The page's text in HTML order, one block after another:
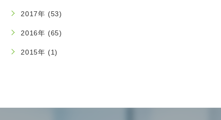
2017年 (53)
2016年 (65)
2015年 (1)